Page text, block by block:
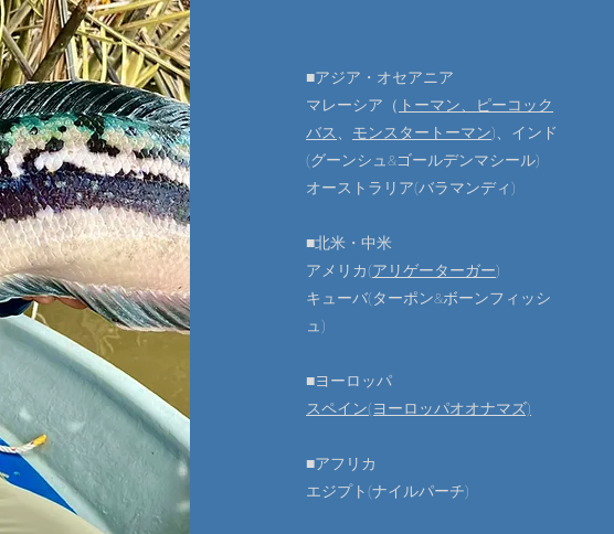
■アジア・オセアニア
マレーシア（ トーマン、​ピーコック
バス
モンスタートーマン)、 インド
(グーンシュ​&ゴールデンマシール)
​オーストラリア(バラマンディ)
■北米・中米
アメリカ(アリゲーターガー)
​キューバ(ターポン&ボーンフィッシ
ュ)
■ヨーロッパ
スペイン(ヨーロッパオオナマズ)
■アフリカ
​エジプト(ナイルパーチ)